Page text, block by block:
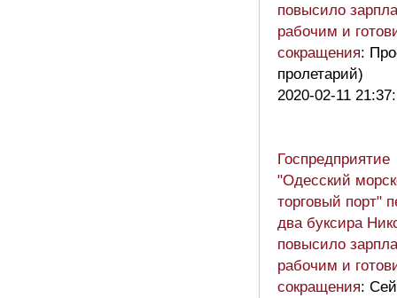
повысило
рабочим и
сокращения:
пролетарий)
2020-02-11
Госпредприятие
"Одесский
торговый порт"
два буксира
повысило
рабочим и
сокращения: